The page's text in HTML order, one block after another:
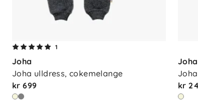
1
Joha
Joha ulldress, cokemelange
kr 699
Joha
kr